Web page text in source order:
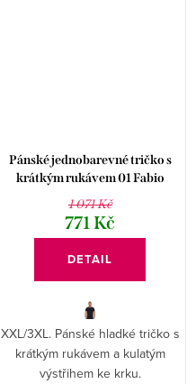
Pánské jednobarevné tričko s
krátkým rukávem 01 Fabio
1 071 Kč
771 Kč
DETAIL
XXL/3XL. Pánské hladké tričko s
krátkým rukávem a kulatým
výstřihem ke krku.